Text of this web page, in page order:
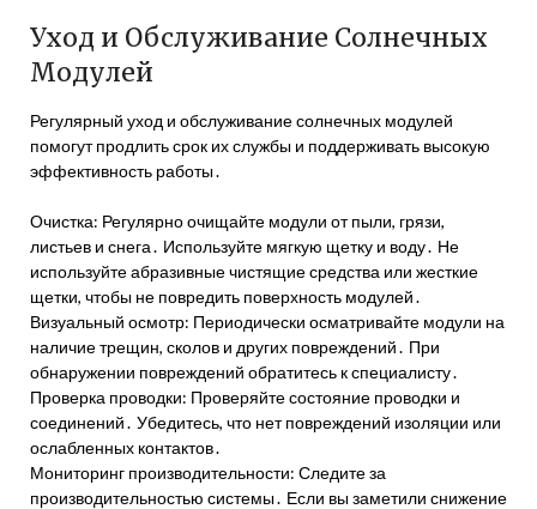
Уход и Обслуживание Солнечных
Модулей
Регулярный уход и обслуживание солнечных модулей
помогут продлить срок их службы и поддерживать высокую
эффективность работы․
Очистка: Регулярно очищайте модули от пыли, грязи,
листьев и снега․ Используйте мягкую щетку и воду․ Не
используйте абразивные чистящие средства или жесткие
щетки, чтобы не повредить поверхность модулей․
Визуальный осмотр: Периодически осматривайте модули на
наличие трещин, сколов и других повреждений․ При
обнаружении повреждений обратитесь к специалисту․
Проверка проводки: Проверяйте состояние проводки и
соединений․ Убедитесь, что нет повреждений изоляции или
ослабленных контактов․
Мониторинг производительности: Следите за
производительностью системы․ Если вы заметили снижение